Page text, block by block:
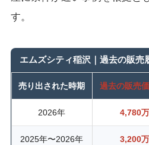
す。
エムズシティ稲沢｜過去の販売
売り出された時期 過去の販売
2026年 4,780
2025年〜2026年 3,200